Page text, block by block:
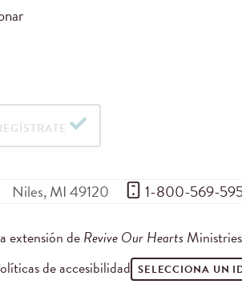
Niles,MI49120 1-800-569-
extensión deRevive Our Hearts Ministries
de accesibilidad SELECCIONA UN